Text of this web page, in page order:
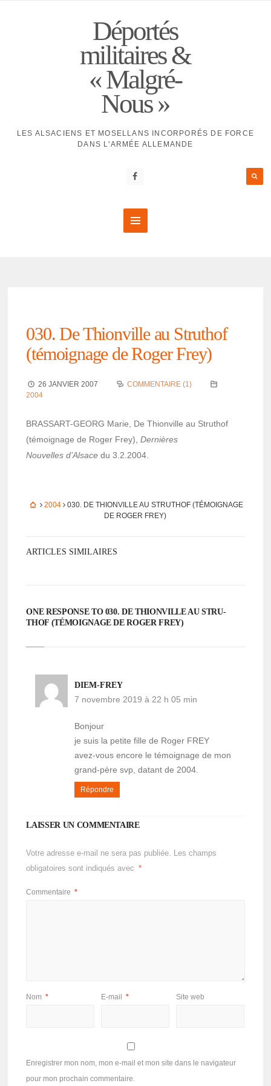
Déportés
militaires &
« Malgré-
Nous »
LES ALSACIENS ET MOSELLANS INCORPORÉS DE FORCE
DANS L'ARMÉE ALLEMANDE
030. De Thion­ville au Stru­thof
(témoi­gnage de Roger Frey)
26 JANVIER 2007
COMMENTAIRE (1)
2004
BRASSART-GEORG Marie, De Thion­ville au Stru­thof
(témoi­gnage de Roger Frey),Dernières
Nouvelles d’Al­sace du 3.2.2004.
2004 030. DE THION­VILLE AU STRU­THOF (TÉMOI­GNAGE
DE ROGER FREY)
ARTICLES SIMILAIRES
ONE RESPONSE TO 030. DE THION­VILLE AU STRU­
THOF (TÉMOI­GNAGE DE ROGER FREY)
DIEM-FREY
7 novembre 2019 à 22 h 05 min
Bonjour
je suis la petite fille de Roger FREY
avez-vous encore le témoignage de mon
grand-père svp, datant de 2004.
Répondre
LAISSER UN COMMENTAIRE
Votre adresse e-mail ne sera pas publiée. Les champs
obligatoires sont indiqués avec
*
Commentaire *
Nom * E-mail * Site web
Enregistrer mon nom, mon e-mail et mon site dans le navigateur
pour mon prochain commentaire.